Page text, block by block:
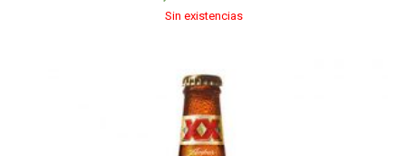
Sin existencias